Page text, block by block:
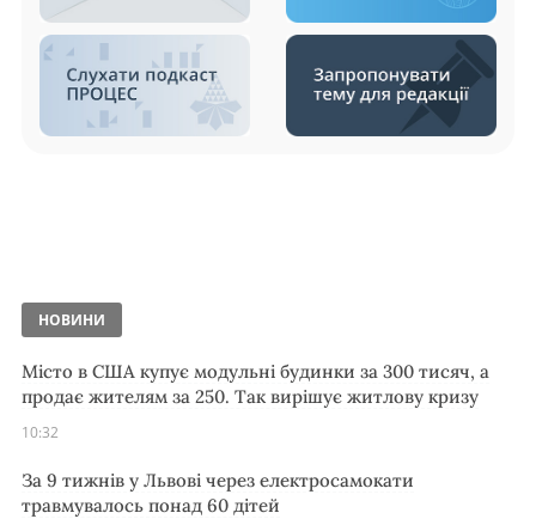
НОВИНИ
Місто в США купує модульні будинки за 300 тисяч, а
продає жителям за 250. Так вирішує житлову кризу
10:32
За 9 тижнів у Львові через електросамокати
травмувалось понад 60 дітей